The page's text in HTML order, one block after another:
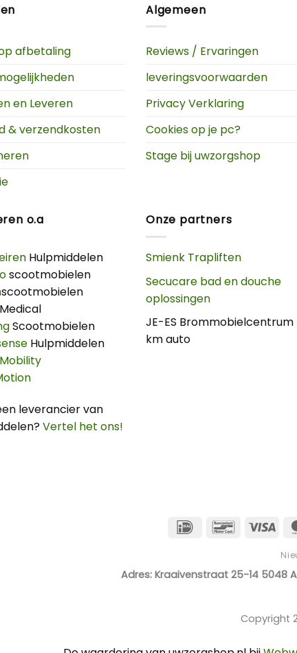
afbetaling
en Leveren
& verzendkosten
Algemeen
Reviews / Ervaringen
leveringsvoorwaarden
Privacy Verklaring
Cookies op je pc?
Stage bij uwzorgshop
o.a
Hulpmiddelen
scootmobielen
scootmobielen
Medical
Scootmobielen
Hulpmiddelen
leverancier van
Vertel het ons!
Onze partners
Smienk Trapliften
Secucare bad en douche
oplossingen
JE-ES Brommobielcentrum
km auto
IDeal Bancontact
Visa
Adres: Kraaivenstraat 25-14 5048
Copyright